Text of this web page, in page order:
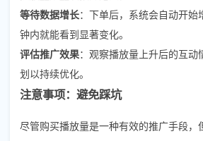
等待数据增长：下单后，系统会自动开
钟内就能看到显著变化。
评估推广效果：观察播放量上升后的互
划以持续优化。
注意事项：避免踩坑
尽管购买播放量是一种有效的推广手段，